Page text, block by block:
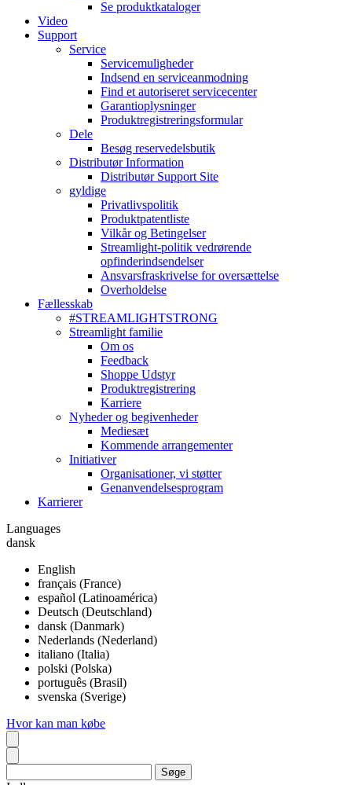
Se produktkataloger
Video
Support
Service
Servicemuligheder
Indsend en serviceanmodning
Find et autoriseret servicecenter
Garantioplysninger
Produktregistreringsformular
Dele
Besøg reservedelsbutik
Distributør Information
Distributør Support Site
gyldige
Privatlivspolitik
Produktpatentliste
Vilkår og Betingelser
Streamlight-politik vedrørende
opfinderindsendelser
Ansvarsfraskrivelse for oversættelse
Overholdelse
Fællesskab
#STREAMLIGHTSTRONG
Streamlight familie
Om os
Feedback
Shoppe Udstyr
Produktregistrering
Karriere
Nyheder og begivenheder
Mediesæt
Kommende arrangementer
Initiativer
Organisationer, vi støtter
Genanvendelsesprogram
Karrierer
Languages
dansk
English
français (France)
español (Latinoamérica)
Deutsch (Deutschland)
dansk (Danmark)
Nederlands (Nederland)
italiano (Italia)
polski (Polska)
português (Brasil)
svenska (Sverige)
Hvor kan man købe